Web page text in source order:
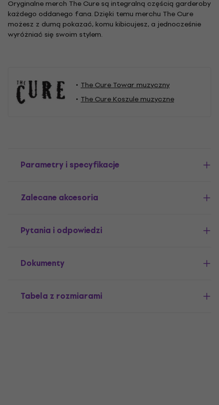
Oryginalne merch The Cure są integralną częścią garderoby
każdego oddanego fana. Dzięki temu merchu The Cure
możesz z dumą pokazać, komu kibicujesz, a jednocześnie
wyróżniać się swoim stylem.
The Cure Towar muzyczny
The Cure Koszule muzyczne
Parametry i specyfikacje
Zalecane akcesoria
Pytania i odpowiedzi
Dokumenty
Tabela z rozmiarami